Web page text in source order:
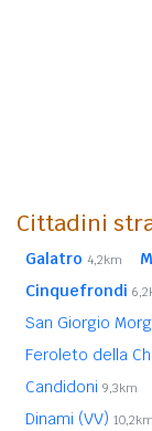
Cittadini
Galatro 4,2km
Cinquefrondi
San Giorgio
Feroleto della
Candidoni 9,3km
Dinami (VV) 10,2km